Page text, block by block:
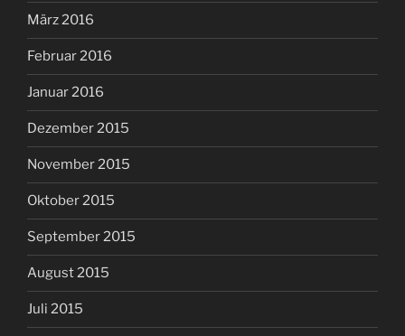
März 2016
Februar 2016
Januar 2016
Dezember 2015
November 2015
Oktober 2015
September 2015
August 2015
Juli 2015